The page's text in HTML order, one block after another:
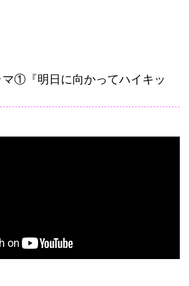
マ①『明日に向かってハイキッ